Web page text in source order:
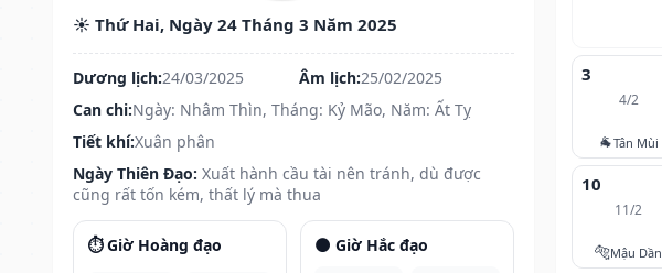
☀️ Thứ Hai, Ngày 24 Tháng 3 Năm 2025
Dương lịch:24/03/2025 Âm lịch:25/02/2025
Can chi:Ngày: Nhâm Thìn, Tháng: Kỷ Mão, Năm: Ất Tỵ
Tiết khí:Xuân phân
Ngày Thiên Đạo: Xuất hành cầu tài nên tránh, dù được
cũng rất tốn kém, thất lý mà thua
⏱️ Giờ Hoàng đạo 🌑 Giờ Hắc đạo
3
4/2
🐐Tân Mùi
10
11/2
🐅Mậu Dần